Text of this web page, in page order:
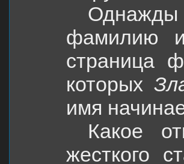
Однажды
фамилию
страница
которых
имя
Какое
жесткого